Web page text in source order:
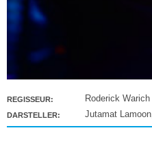
REGISSEUR: Roderick Warich
DARSTELLER: Jutamat Lamoon